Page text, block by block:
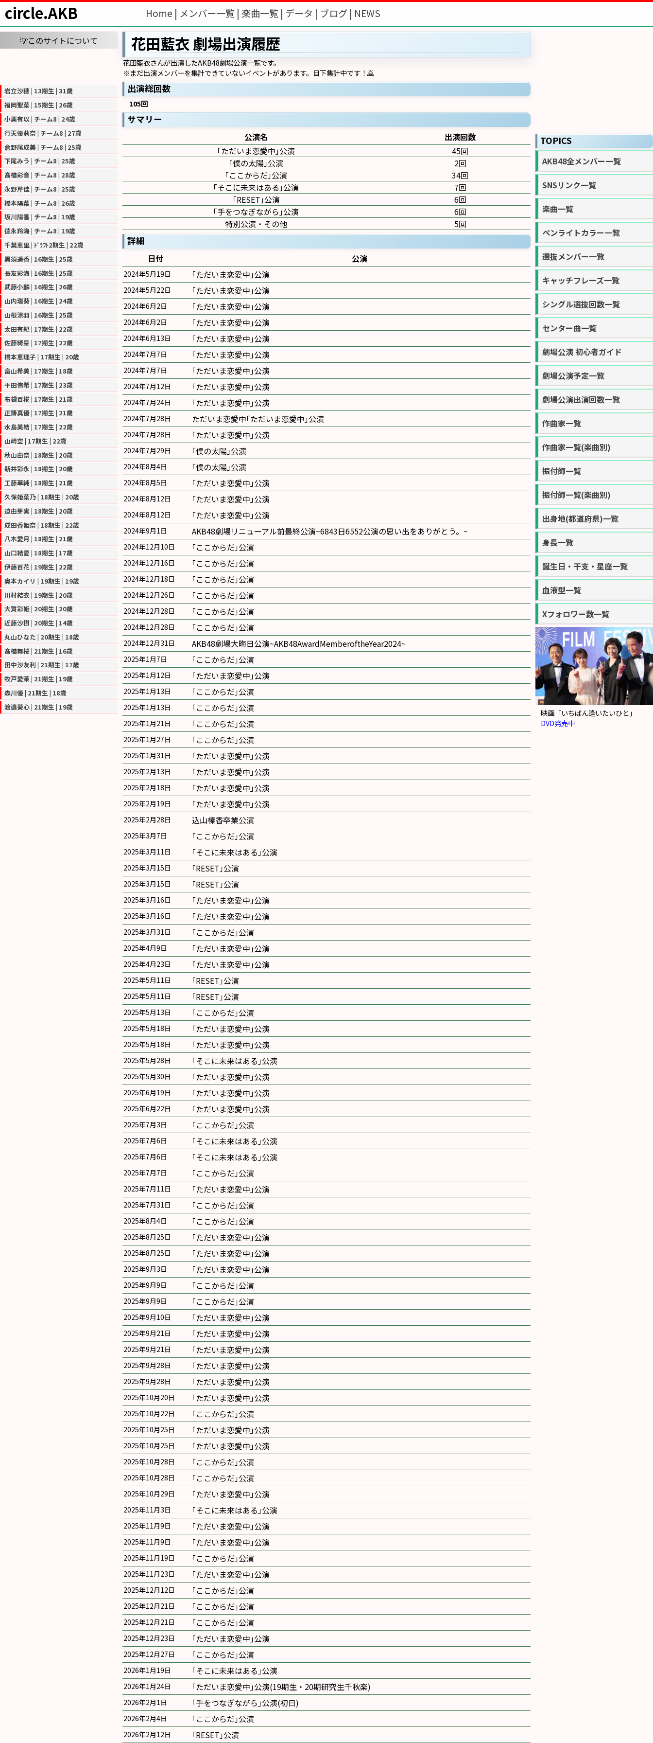
circle.AKB Home | メンバー一覧 | 楽曲一覧 | データ | ブログ | NEWS
💡このサイトについて
岩立沙穂 | 13期生 | 31歳
福岡聖菜 | 15期生 | 26歳
小栗有以 | チーム8 | 24歳
行天優莉奈 | チーム8 | 27歳
倉野尾成美 | チーム8 | 25歳
下尾みう | チーム8 | 25歳
髙橋彩音 | チーム8 | 28歳
永野芹佳 | チーム8 | 25歳
橋本陽菜 | チーム8 | 26歳
坂川陽香 | チーム8 | 19歳
徳永羚海 | チーム8 | 19歳
千葉恵里 | ﾄﾞﾗﾌﾄ2期生 | 22歳
黒須遥香 | 16期生 | 25歳
長友彩海 | 16期生 | 25歳
武藤小麟 | 16期生 | 26歳
山内瑞葵 | 16期生 | 24歳
山根涼羽 | 16期生 | 25歳
太田有紀 | 17期生 | 22歳
佐藤綺星 | 17期生 | 22歳
橋本恵理子 | 17期生 | 20歳
畠山希美 | 17期生 | 18歳
平田侑希 | 17期生 | 23歳
布袋百椛 | 17期生 | 21歳
正鋳真優 | 17期生 | 21歳
水島美結 | 17期生 | 22歳
山﨑空 | 17期生 | 22歳
秋山由奈 | 18期生 | 20歳
新井彩永 | 18期生 | 20歳
工藤華純 | 18期生 | 21歳
久保姫菜乃 | 18期生 | 20歳
迫由芽実 | 18期生 | 20歳
成田香姫奈 | 18期生 | 22歳
八木愛月 | 18期生 | 21歳
山口結愛 | 18期生 | 17歳
伊藤百花 | 19期生 | 22歳
奥本カイリ | 19期生 | 19歳
川村結衣 | 19期生 | 20歳
大賀彩姫 | 20期生 | 20歳
近藤沙樹 | 20期生 | 14歳
丸山ひなた | 20期生 | 18歳
髙橋舞桜 | 21期生 | 16歳
田中沙友利 | 21期生 | 17歳
牧戸愛茉 | 21期生 | 19歳
森川優 | 21期生 | 18歳
渡邉葵心 | 21期生 | 19歳
花田藍衣 劇場出演履歴
花田藍衣さんが出演したAKB48劇場公演一覧です。
※まだ出演メンバーを集計できていないイベントがあります。目下集計中です！🙇
出演総回数
105回
サマリー
公演名
出演回数
｢ただいま恋愛中｣公演
45回
｢僕の太陽｣公演
2回
｢ここからだ｣公演
34回
｢そこに未来はある｣公演
7回
｢RESET｣公演
6回
｢手をつなぎながら｣公演
6回
特別公演・その他
5回
詳細
日付 公演
2024年5月19日 ｢ただいま恋愛中｣公演
2024年5月22日 ｢ただいま恋愛中｣公演
2024年6月2日 ｢ただいま恋愛中｣公演
2024年6月2日 ｢ただいま恋愛中｣公演
2024年6月13日 ｢ただいま恋愛中｣公演
2024年7月7日 ｢ただいま恋愛中｣公演
2024年7月7日 ｢ただいま恋愛中｣公演
2024年7月12日 ｢ただいま恋愛中｣公演
2024年7月24日 ｢ただいま恋愛中｣公演
2024年7月28日 ただいま恋愛中｢ただいま恋愛中｣公演
2024年7月28日 ｢ただいま恋愛中｣公演
2024年7月29日 ｢僕の太陽｣公演
2024年8月4日 ｢僕の太陽｣公演
2024年8月5日 ｢ただいま恋愛中｣公演
2024年8月12日 ｢ただいま恋愛中｣公演
2024年8月12日 ｢ただいま恋愛中｣公演
2024年9月1日 AKB48劇場リニューアル前最終公演~6843日6552公演の思い出をありがとう。~
2024年12月10日 ｢ここからだ｣公演
2024年12月16日 ｢ここからだ｣公演
2024年12月18日 ｢ここからだ｣公演
2024年12月26日 ｢ここからだ｣公演
2024年12月28日 ｢ここからだ｣公演
2024年12月28日 ｢ここからだ｣公演
2024年12月31日 AKB48劇場大晦日公演~AKB48AwardMemberoftheYear2024~
2025年1月7日 ｢ここからだ｣公演
2025年1月12日 ｢ただいま恋愛中｣公演
2025年1月13日 ｢ここからだ｣公演
2025年1月13日 ｢ここからだ｣公演
2025年1月21日 ｢ここからだ｣公演
2025年1月27日 ｢ここからだ｣公演
2025年1月31日 ｢ただいま恋愛中｣公演
2025年2月13日 ｢ただいま恋愛中｣公演
2025年2月18日 ｢ただいま恋愛中｣公演
2025年2月19日 ｢ただいま恋愛中｣公演
2025年2月28日 込山榛香卒業公演
2025年3月7日 ｢ここからだ｣公演
2025年3月11日 ｢そこに未来はある｣公演
2025年3月15日 ｢RESET｣公演
2025年3月15日 ｢RESET｣公演
2025年3月16日 ｢ただいま恋愛中｣公演
2025年3月16日 ｢ただいま恋愛中｣公演
2025年3月31日 ｢ここからだ｣公演
2025年4月9日 ｢ただいま恋愛中｣公演
2025年4月23日 ｢ただいま恋愛中｣公演
2025年5月11日 ｢RESET｣公演
2025年5月11日 ｢RESET｣公演
2025年5月13日 ｢ここからだ｣公演
2025年5月18日 ｢ただいま恋愛中｣公演
2025年5月18日 ｢ただいま恋愛中｣公演
2025年5月28日 ｢そこに未来はある｣公演
2025年5月30日 ｢ただいま恋愛中｣公演
2025年6月19日 ｢ただいま恋愛中｣公演
2025年6月22日 ｢ただいま恋愛中｣公演
2025年7月3日 ｢ここからだ｣公演
2025年7月6日 ｢そこに未来はある｣公演
2025年7月6日 ｢そこに未来はある｣公演
2025年7月7日 ｢ここからだ｣公演
2025年7月11日 ｢ただいま恋愛中｣公演
2025年7月31日 ｢ここからだ｣公演
2025年8月4日 ｢ここからだ｣公演
2025年8月25日 ｢ただいま恋愛中｣公演
2025年8月25日 ｢ただいま恋愛中｣公演
2025年9月3日 ｢ただいま恋愛中｣公演
2025年9月9日 ｢ここからだ｣公演
2025年9月9日 ｢ここからだ｣公演
2025年9月10日 ｢ただいま恋愛中｣公演
2025年9月21日 ｢ただいま恋愛中｣公演
2025年9月21日 ｢ただいま恋愛中｣公演
2025年9月28日 ｢ただいま恋愛中｣公演
2025年9月28日 ｢ただいま恋愛中｣公演
2025年10月20日 ｢ただいま恋愛中｣公演
2025年10月22日 ｢ここからだ｣公演
2025年10月25日 ｢ただいま恋愛中｣公演
2025年10月25日 ｢ただいま恋愛中｣公演
2025年10月28日 ｢ここからだ｣公演
2025年10月28日 ｢ここからだ｣公演
2025年10月29日 ｢ただいま恋愛中｣公演
2025年11月3日 ｢そこに未来はある｣公演
2025年11月9日 ｢ただいま恋愛中｣公演
2025年11月9日 ｢ただいま恋愛中｣公演
2025年11月19日 ｢ここからだ｣公演
2025年11月23日 ｢ただいま恋愛中｣公演
2025年12月12日 ｢ここからだ｣公演
2025年12月21日 ｢ここからだ｣公演
2025年12月21日 ｢ここからだ｣公演
2025年12月23日 ｢ただいま恋愛中｣公演
2025年12月27日 ｢ここからだ｣公演
2026年1月19日 ｢そこに未来はある｣公演
2026年1月24日 ｢ただいま恋愛中｣公演(19期生・20期研究生千秋楽)
2026年2月1日 ｢手をつなぎながら｣公演(初日)
2026年2月4日 ｢ここからだ｣公演
2026年2月12日 ｢RESET｣公演
TOPICS
AKB48全メンバー一覧
SNSリンク一覧
楽曲一覧
ペンライトカラー一覧
選抜メンバー一覧
キャッチフレーズ一覧
シングル選抜回数一覧
センター曲一覧
劇場公演 初心者ガイド
劇場公演予定一覧
劇場公演出演回数一覧
作曲家一覧
作曲家一覧(楽曲別)
振付師一覧
振付師一覧(楽曲別)
出身地(都道府県)一覧
身長一覧
誕生日・干支・星座一覧
血液型一覧
Xフォロワー数一覧
映画「いちばん逢いたいひと」
DVD発売中